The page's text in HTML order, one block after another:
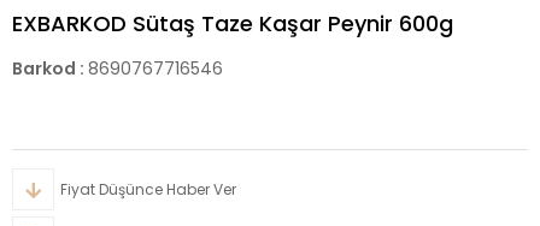
EXBARKOD Sütaş Taze Kaşar Peynir 600g
Barkod : 8690767716546
Fiyat Düşünce Haber Ver